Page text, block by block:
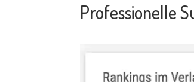
Professionelle